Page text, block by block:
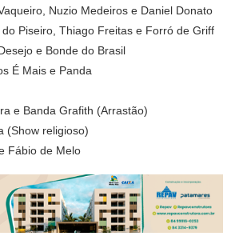
Nuzio Medeiros e Daniel Donato
Piseiro, Thiago Freitas e Forró de Griff
e Bonde do Brasil
É Mais e Panda
e Banda Grafith (Arrastão)
(Show religioso)
Fábio de Melo